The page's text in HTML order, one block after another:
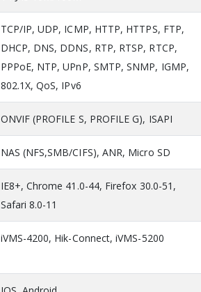
TCP/IP, UDP, ICMP, HTTP, HTTPS, FTP,
DHCP, DNS, DDNS, RTP, RTSP, RTCP,
PPPoE, NTP, UPnP, SMTP, SNMP, IGMP,
802.1X, QoS, IPv6
ONVIF (PROFILE S, PROFILE G), ISAPI
NAS (NFS,SMB/CIFS), ANR, Micro SD
IE8+, Chrome 41.0-44, Firefox 30.0-51,
Safari 8.0-11
iVMS-4200, Hik-Connect, iVMS-5200